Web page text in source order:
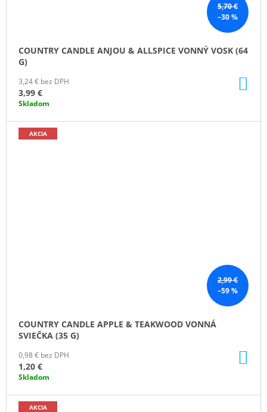
5,70 €
–30 %
COUNTRY CANDLE ANJOU & ALLSPICE VONNÝ VOSK (64
G)
3,24 € bez DPH
3,99 €
Skladom
2,99 €
–59 %
AKCIA
COUNTRY CANDLE APPLE & TEAKWOOD VONNÁ
SVIEČKA (35 G)
0,98 € bez DPH
1,20 €
Skladom
AKCIA